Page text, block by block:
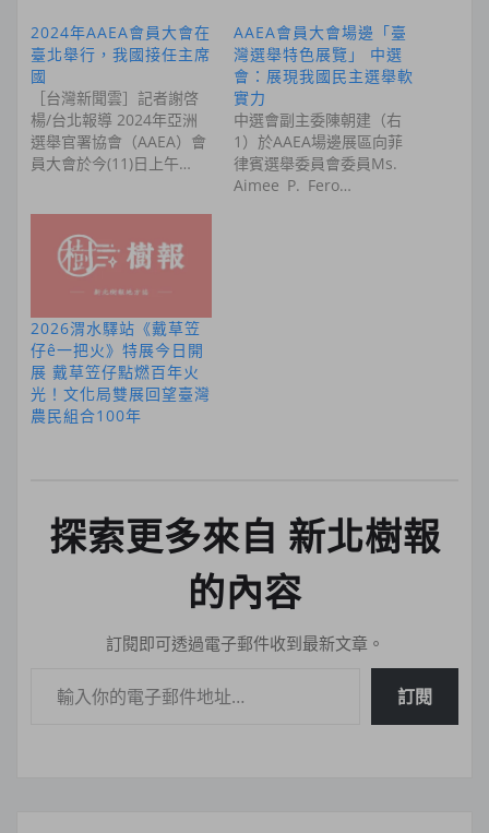
2024年AAEA會員大會在
臺北舉行，我國接任主席
國
［台灣新聞雲］記者謝啓
楊/台北報導 2024年亞洲
選舉官署協會（AAEA）會
員大會於今(11)日上午…
AAEA會員大會場邊「臺
灣選舉特色展覽」 中選
會：展現我國民主選舉軟
實力
中選會副主委陳朝建（右
1）於AAEA場邊展區向菲
律賓選舉委員會委員Ms.
Aimee P. Fero…
2026渭水驛站《戴草笠
仔ê一把火》特展今日開
展 戴草笠仔點燃百年火
光！文化局雙展回望臺灣
農民組合100年
探索更多來自 新北樹報
的內容
訂閱即可透過電子郵件收到最新文章。
訂閱